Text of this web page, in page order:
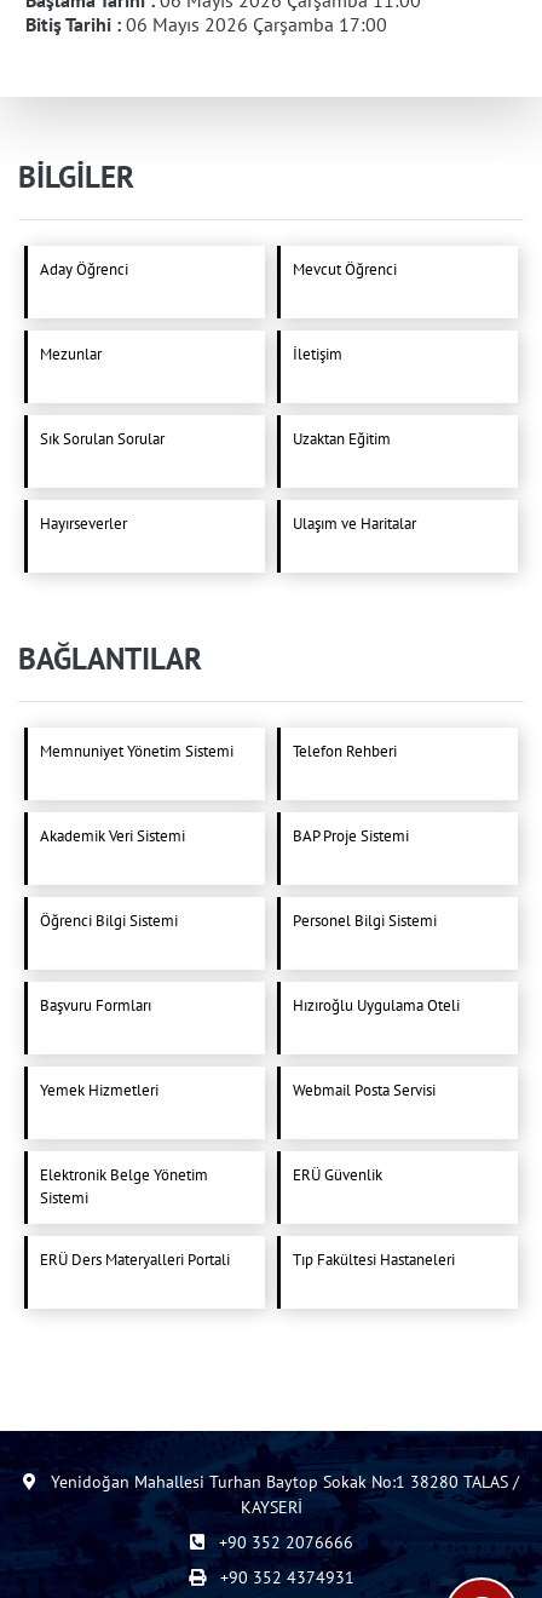
Bitiş Tarihi : 06 Mayıs 2026 Çarşamba 17:00
BİLGİLER
Aday Öğrenci Mevcut Öğrenci
Mezunlar İletişim
Sık Sorulan Sorular Uzaktan Eğitim
Hayırseverler Ulaşım ve Haritalar
BAĞLANTILAR
Memnuniyet Yönetim Sistemi Telefon Rehberi
Akademik Veri Sistemi BAP Proje Sistemi
Öğrenci Bilgi Sistemi Personel Bilgi Sistemi
Başvuru Formları Hızıroğlu Uygulama Oteli
Yemek Hizmetleri Webmail Posta Servisi
Elektronik Belge Yönetim
Sistemi
ERÜ Güvenlik
ERÜ Ders Materyalleri Portali Tıp Fakültesi Hastaneleri
Yenidoğan Mahallesi Turhan Baytop Sokak No:1 38280 TALAS /
KAYSERİ
+90 352 2076666
+90 352 4374931